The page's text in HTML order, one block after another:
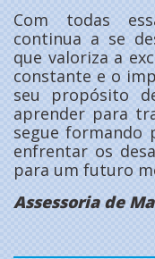
Com todas
continua a se
que valoriza a
constante e o
seu propósito
aprender para
segue formando
enfrentar os
para um futuro
Assessoria de